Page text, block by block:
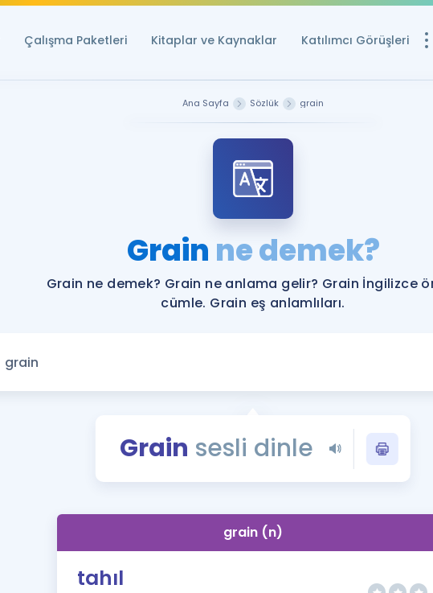
Çalışma Paketleri Kitaplar ve Kaynaklar Katılımcı Görüşleri
YDS ve YÖKDİL
Rehberlik Aracı
YDS ve YÖKDİL'e
Tüm ÖSYM
YDS - YÖKDİL
İngilizce Gramer
Ana Sayfa Sözlük grain
Grain ne demek?
Grain ne demek? Grain ne anlama gelir? Grain İngilizce
cümle. Grain eş anlamlıları.
Grain sesli dinle
grain (n)
tahıl